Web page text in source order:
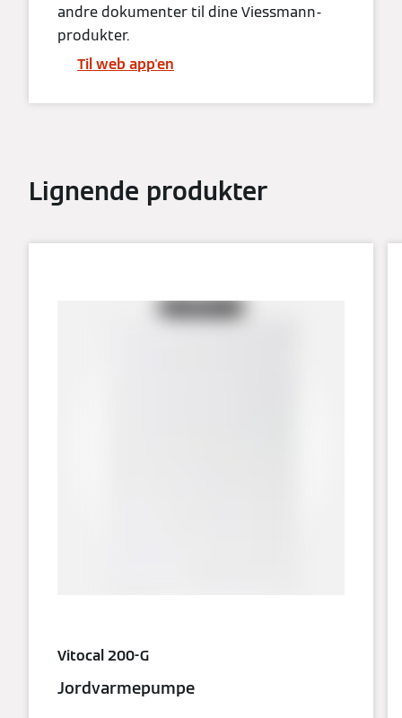
andre dokumenter til dine Viessmann-
produkter.
Til web app'en
Lignende produkter
Vitocal 200-G
Jordvarmepumpe